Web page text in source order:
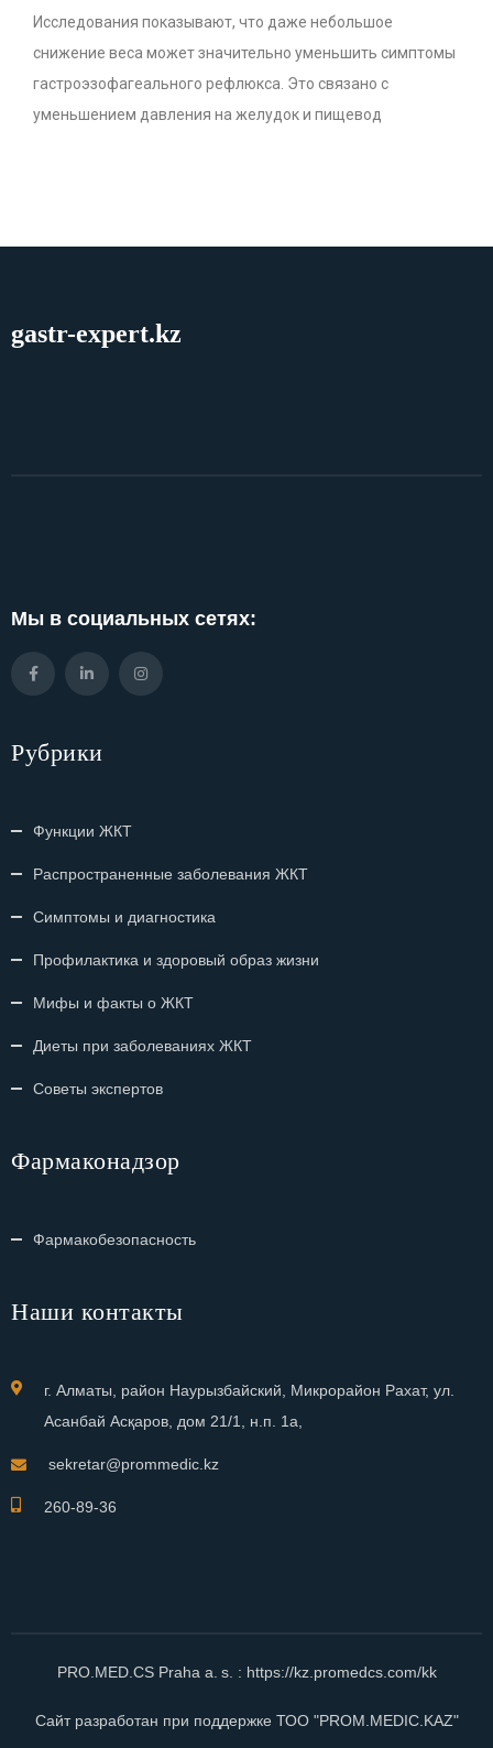
Исследования показывают, что даже небольшое
снижение веса может значительно уменьшить симптомы
гастроэзофагеального рефлюкса. Это связано с
уменьшением давления на желудок и пищевод
gastr-expert.kz
Мы в социальных сетях:
Рубрики
Функции ЖКТ
Распространенные заболевания ЖКТ
Симптомы и диагностика
Профилактика и здоровый образ жизни
Мифы и факты о ЖКТ
Диеты при заболеваниях ЖКТ
Советы экспертов
Фармаконадзор
Фармакобезопасность
Наши контакты
г. Алматы, район Наурызбайский, Микрорайон Рахат, ул.
Асанбай Асқаров, дом 21/1, н.п. 1а,
sekretar@prommedic.kz
260-89-36
PRO.MED.CS Praha a. s. : https://kz.promedcs.com/kk
Сайт разработан при поддержке ТОО "PROM.MEDIC.KAZ"